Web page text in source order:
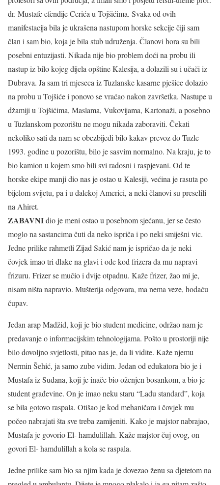
dr. Mustafe efendije Cerića u Tojšićima. Svaka od ovih
manifestacija bila je ukrašena nastupom horske sekcije čiji sam
član i sam bio, koja je bila stub udruženja. Članovi hora su bili
posebni entuzijasti. Nikada nije bio problem doći na probu ili
nastup iz bilo kojeg dijela opštine Kalesija, a dolazili su i učači iz
Dubrava. Ja sam tri mjeseca iz Tuzlanske kasarne pješice dolazio
na probu u Tojšiće i ponovo se vraćao nakon završetka. Nastupe u
džamiji u Tojšićima, Maslama, Vukovijama, Kartonaži, a posebno
u Tuzlanskom pozorištu ne mogu nikada zaboraviti. Čekati
nekoliko sati da nam se obezbijedi bilo kakav prevoz do Tuzle
1993. godine u pozorištu, bilo je sasvim normalno. Na kraju, je to
bio kamion u kojem smo bili svi radosni i raspjevani. Od te
horske ekipe manji dio nas je ostao u Kalesiji, većina je rasuta po
bijelom svijetu, pa i u dalekoj Americi, a neki članovi su preselili
na Ahiret.
ZABAVNIdio je meni ostao u posebnom sjećanu, jer se često
moglo na sastancima čuti da neko ispriča i po neki smiješni vic.
Jedne prilike rahmetli Zijad Sakić nam je ispričao da je neki
čovjek imao tri dlake na glavi i ode kod frizera da mu napravi
frizuru. Frizer se mučio i dvije otpadnu. Kaže frizer, žao mi je,
nisam ništa napravio. Mušterija odgovara, ma nema veze, hodaću
čupav.
Jedan arap Madžid, koji je bio student medicine, održao nam je
predavanje o informacijskim tehnologijama. Pošto u prostoriji nije
bilo dovoljno svjetlosti, pitao nas je, da li vidite. Kaže njemu
Nermin Šehić, ja samo zube vidim. Jedan od edukatora bio je i
Mustafa iz Sudana, koji je inače bio oženjen bosankom, a bio je
student građevine. On je imao neku staru “Ladu standard”, koja
se bila gotovo raspala. Otišao je kod mehaničara i čovjek mu
počeo nabrajati šta sve treba zamijeniti. Kako je majstor nabrajao,
Mustafa je govorio El- hamdulillah. Kaže majstor čuj ovog, on
govori El- hamdulillah a kola se raspala.
Jedne prilike sam bio sa njim kada je dovezao ženu sa djetetom na